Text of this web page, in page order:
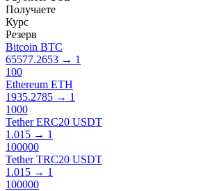
Получаете
Курс
Резерв
Bitcoin BTC
65577.2653 → 1
100
Ethereum ETH
1935.2785 → 1
1000
Tether ERC20 USDT
1.015 → 1
100000
Tether TRC20 USDT
1.015 → 1
100000